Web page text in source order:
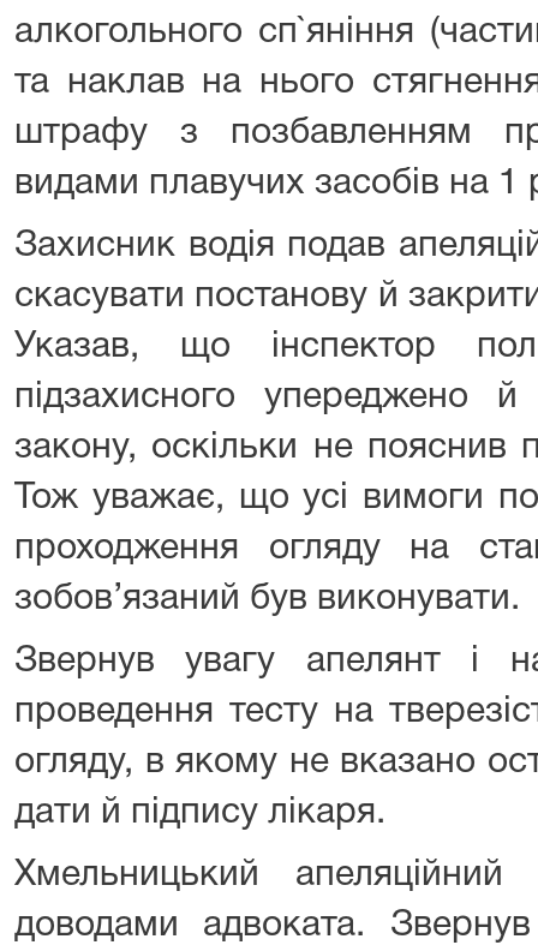
алкогольного сп`яніння
та наклав на нього
штрафу з позбавленням
видами плавучих засобів на 1
Захисник водія подав
скасувати постанову й
Указав, що інспектор
підзахисного упереджено
закону, оскільки не пояснив
Тож уважає, що усі вимоги
проходження огляду на
зобов’язаний був виконувати.
Звернув увагу апелянт і
проведення тесту на
огляду, в якому не вказано
дати й підпису лікаря.
Хмельницький
доводами адвоката.